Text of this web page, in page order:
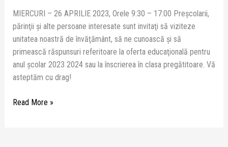
MIERCURI – 26 APRILIE 2023, Orele 9:30 – 17:00 Preşcolarii,
părinţii şi alte persoane interesate sunt invitaţi să viziteze
unitatea noastră de învăţământ, să ne cunoască şi să
primească răspunsuri referitoare la oferta educaţională pentru
anul şcolar 2023 2024 sau la înscrierea în clasa pregătitoare. Vă
asteptăm cu drag!
Read More »